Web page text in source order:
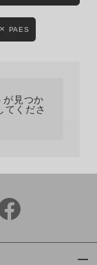
PAES
が見つか
てくださ